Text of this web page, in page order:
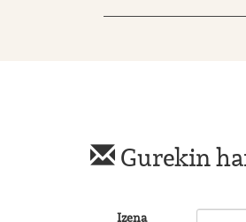
Gurekin
Izena